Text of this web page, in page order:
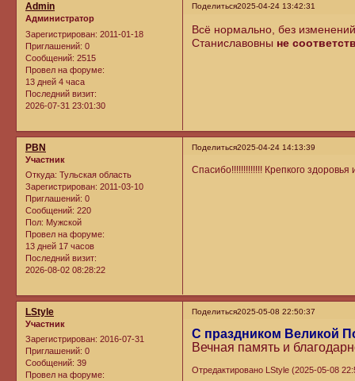
Поделиться2025-04-24 13:42:31
Admin
Администратор
Зарегистрирован: 2011-01-18
Приглашений: 0
Сообщений: 2515
Провел на форуме:
13 дней 4 часа
Последний визит:
2026-07-31 23:01:30
Всё нормально, без
Станиславовны не
Поделиться2025-04-24 14:13:39
PBN
Участник
Откуда: Тульская область
Зарегистрирован: 2011-03-10
Приглашений: 0
Сообщений: 220
Пол: Мужской
Провел на форуме:
13 дней 17 часов
Последний визит:
2026-08-02 08:28:22
Спасибо!!!!!!!!!!!!! Крепкого
Поделиться2025-05-08 22:50:37
LStyle
Участник
Зарегистрирован: 2016-07-31
Приглашений: 0
Сообщений: 39
Провел на форуме:
С праздником Великой
Вечная память и
Отредактировано LStyle (2025-05-08